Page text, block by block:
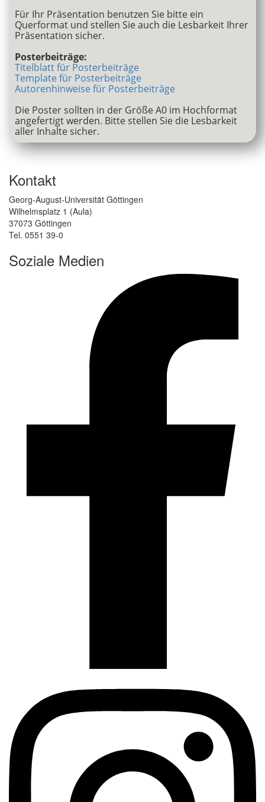
Für Ihr Präsentation benutzen Sie bitte ein
Querformat und stellen Sie auch die Lesbarkeit Ihrer
Präsentation sicher.
Posterbeiträge:
Titelblatt für Posterbeiträge
Template für Posterbeiträge
Autorenhinweise für Posterbeiträge
Die Poster sollten in der Größe A0 im Hochformat
angefertigt werden. Bitte stellen Sie die Lesbarkeit
aller Inhalte sicher.
Kontakt
Georg-August-Universität Göttingen
Wilhelmsplatz 1 (Aula)
37073 Göttingen
Tel. 0551 39-0
Soziale Medien